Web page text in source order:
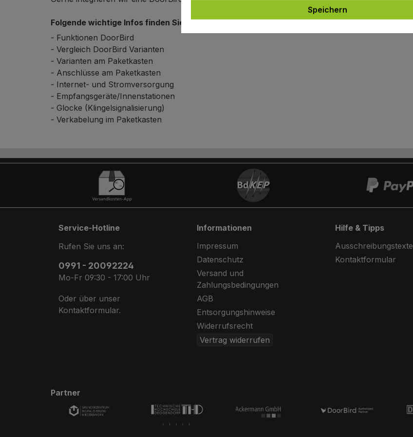
Schließsystem
Abstellgenehmigung
Folgende wichtige Infos finden Sie in unsererInformations-PDF:
- Funktionen DoorBird
- Vergleich DoorBird Varianten
- Varianten am Paketkasten
- Anschlüsse am Paketkasten
- Internet- und Stromversorgung
- Empfangsgeräte/Innenstationen
- Glocke (Klingelsignalisierung)
- Verkabelung im Paketkasten
Service-Hotline
Rufen Sie uns an:
0991 - 20092224
Mo-Fr 09:30 - 17:00 Uhr
Oder über unser
Kontaktformular.
Informationen
Impressum
Datenschutz
Versand und
Zahlungsbedingungen
AGB
Entsorgungshinweise
Widerrufsrecht
Vertrag widerrufen
Hilfe & Tipps
Ausschreibungstexte
Kontaktformular
Partner
Speichern